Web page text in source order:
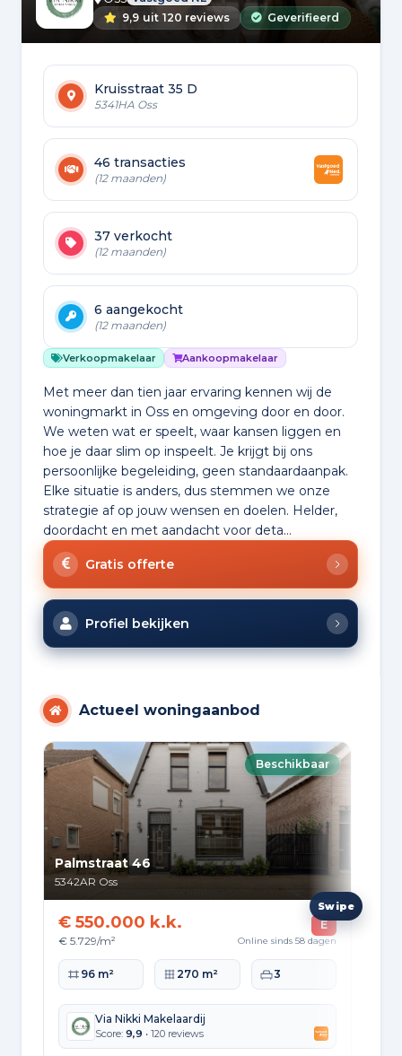
9,9 uit 120 reviews Geverifieerd
Kruisstraat 35 D
5341HA Oss
46 transacties
(12 maanden)
37 verkocht
(12 maanden)
6 aangekocht
(12 maanden)
Verkoopmakelaar Aankoopmakelaar
Met meer dan tien jaar ervaring kennen wij de
woningmarkt in Oss en omgeving door en door.
We weten wat er speelt, waar kansen liggen en
hoe je daar slim op inspeelt. Je krijgt bij ons
persoonlijke begeleiding, geen standaardaanpak.
Elke situatie is anders, dus stemmen we onze
strategie af op jouw wensen en doelen. Helder,
doordacht en met aandacht voor deta...
Gratis offerte
Profiel bekijken
Actueel woningaanbod
Beschikbaar
Palmstraat 46
5342AR Oss
€ 550.000 k.k.
€ 5.729/m²
E
Online sinds 58 dagen
Woonoppervlakte
96 m² Perceeloppervlakte
270 m² Slaapkamers
3
Via Nikki Makelaardij
Score: 9,9 • 120 reviews